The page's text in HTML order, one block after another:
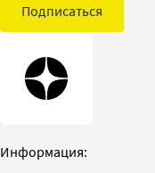
Подписаться
Информация: